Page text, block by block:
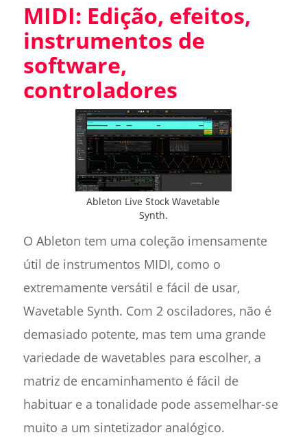
MIDI: Edição, efeitos,
instrumentos de
software,
controladores
Ableton Live Stock Wavetable
Synth.
O Ableton tem uma coleção imensamente
útil de instrumentos MIDI, como o
extremamente versátil e fácil de usar,
Wavetable Synth. Com 2 osciladores, não é
demasiado potente, mas tem uma grande
variedade de wavetables para escolher, a
matriz de encaminhamento é fácil de
habituar e a tonalidade pode assemelhar-se
muito a um sintetizador analógico.